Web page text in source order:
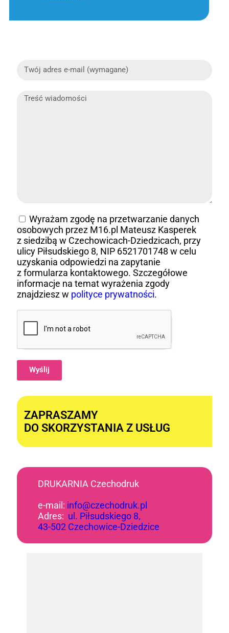
Wyrażam zgodę na przetwarzanie danych
osobowych przez M16.pl Mateusz Kasperek
z siedzibą w Czechowicach-Dziedzicach, przy
ulicy Piłsudskiego 8, NIP 6521701748 w celu
uzyskania odpowiedzi na zapytanie
z formularza kontaktowego. Szczegółowe
informacje na temat wyrażenia zgody
znajdziesz w polityce prywatności.
Wyślij
ZAPRASZAMY
DO SKORZYSTANIA Z USŁUG
DRUKARNIA Czechodruk
e-mail: info@czechodruk.pl
Adres: ul. Piłsudskiego 8,
43-502 Czechowice-Dziedzice